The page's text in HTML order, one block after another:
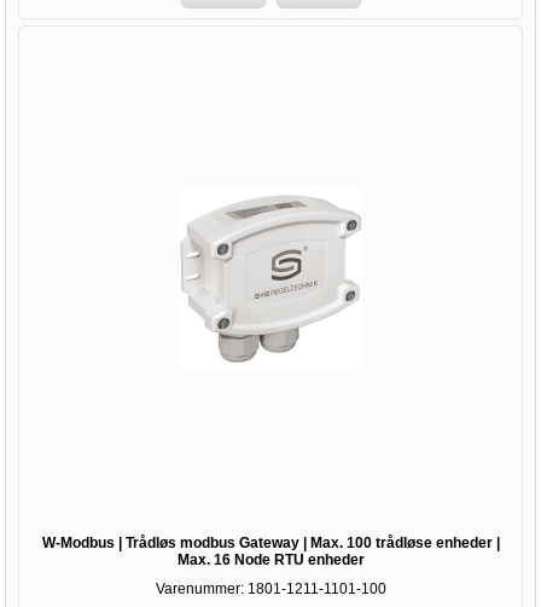
W-Modbus | Trådløs modbus Gateway | Max. 100 trådløse enheder |
Max. 16 Node RTU enheder
Varenummer: 1801-1211-1101-100